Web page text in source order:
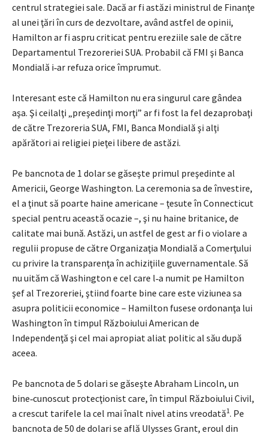
centrul strategiei sale. Dacă ar fi astăzi ministrul de Finanţe
al unei ţări în curs de dezvoltare, având astfel de opinii,
Hamilton ar fi aspru criticat pentru ereziile sale de către
Departamentul Trezoreriei SUA. Pro­babil că FMI şi Banca
Mondială i‑ar refuza orice împrumut.
Interesant este că Hamilton nu era singurul care gândea
aşa. Şi ceilalţi „preşedinţi morţi” ar fi fost la fel dezaprobaţi
de către Trezoreria SUA, FMI, Banca Mondială şi alţi
apărători ai religiei pieţei libere de astăzi.
Pe bancnota de 1 dolar se găseşte primul preşedinte al
Americii, George Washington. La ceremonia sa de învestire,
el a ţinut să poarte haine ameri­cane – ţesute în Connecticut
special pentru această ocazie –, şi nu haine brita­nice, de
calitate mai bună. Astăzi, un astfel de gest ar fi o violare a
regulii propuse de către Organizaţia Mondială a Comerţului
cu privire la trans­parenţa în achiziţiile guvernamentale. Să
nu uităm că Washington e cel care l‑a numit pe Hamilton
şef al Trezoreriei, ştiind foarte bine care este viziunea sa
asupra politicii economice – Hamilton fusese ordonanţa lui
Washington în timpul Războiului American de
Independenţă şi cel mai apropiat aliat politic al său după
aceea.
Pe bancnota de 5 dolari se găseşte Abraham Lincoln, un
bine‑cunoscut protecţionist care, în timpul Războiului Civil,
a crescut tarifele la cel mai înalt nivel atins vreodată1. Pe
bancnota de 50 de dolari se află Ulysses Grant, eroul din